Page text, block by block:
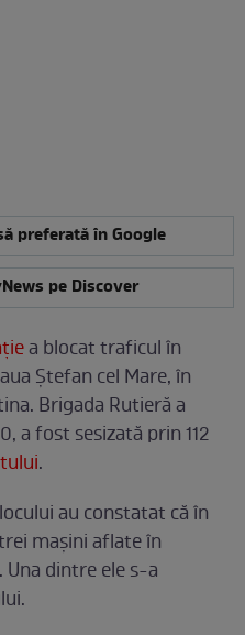
preferată în Google
pe Discover
a blocat traficul în
Ștefan cel Mare, în
Brigada Rutieră a
a fost sesizată prin 112
.
au constatat că în
mașini aflate în
dintre ele s-a